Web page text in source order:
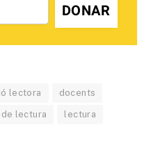
DONAR
lectora docents
de lectura lectura